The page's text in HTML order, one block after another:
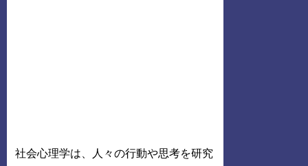
社会心理学は、人々の行動や思考を研究